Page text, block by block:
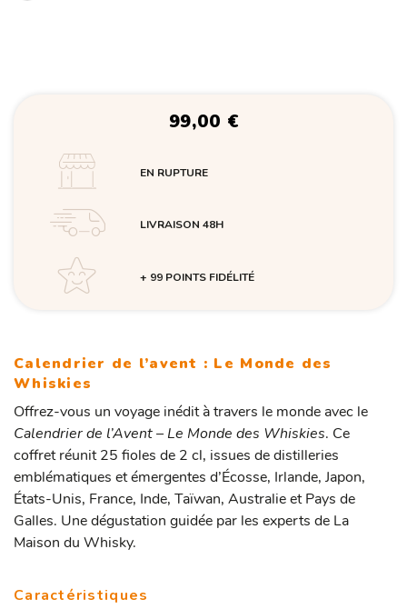
99,00 €
EN RUPTURE
LIVRAISON 48H
+ 99 POINTS FIDÉLITÉ
Calendrier de l’avent : Le Monde des
Whiskies
Offrez-vous un voyage inédit à travers le monde avec le
Calendrier de l’Avent – Le Monde des Whiskies. Ce
coffret réunit 25 fioles de 2 cl, issues de distilleries
emblématiques et émergentes d’Écosse, Irlande, Japon,
États-Unis, France, Inde, Taïwan, Australie et Pays de
Galles. Une dégustation guidée par les experts de La
Maison du Whisky.
Caractéristiques